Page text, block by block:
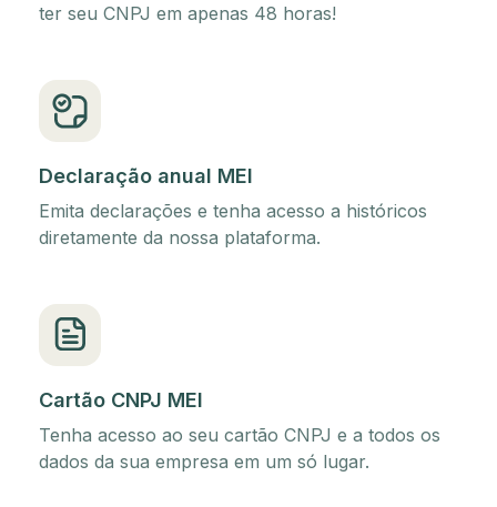
ter seu CNPJ em apenas 48 horas!
Declaração anual MEI
Emita declarações e tenha acesso a históricos
diretamente da nossa plataforma.
Cartão CNPJ MEI
Tenha acesso ao seu cartão CNPJ e a todos os
dados da sua empresa em um só lugar.